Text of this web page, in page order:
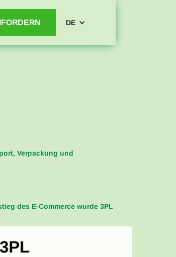
DE
Verpackung und
des E-Commerce wurde 3PL